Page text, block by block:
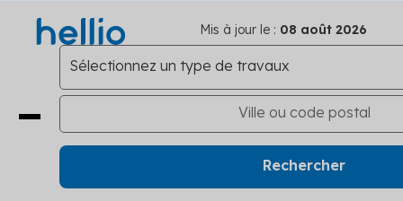
Mis à jour le : 08 août 2026